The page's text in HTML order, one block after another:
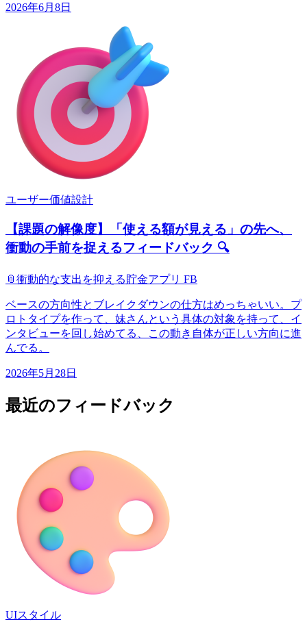
2026年6月8日
ユーザー価値設計
【課題の解像度】「使える額が見える」の先へ、
衝動の手前を捉えるフィードバック 🔍
📎 衝動的な支出を抑える貯金アプリ FB
ベースの方向性とブレイクダウンの仕方はめっちゃいい。プ
ロトタイプを作って、妹さんという具体の対象を持って、イ
ンタビューを回し始めてる、この動き自体が正しい方向に進
んでる。
2026年5月28日
最近のフィードバック
UIスタイル